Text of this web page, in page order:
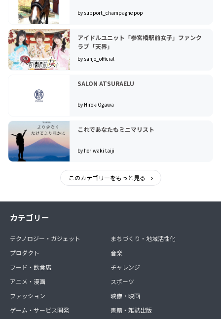
by support_champagne pop
アイドルユニット「参宮橋駅前女子」ファンク
ラブ「天界」
by sanjo_official
SALON ATSURAELU
by HirokiOgawa
これであなたもミニマリスト
by horiwaki taiji
このカテゴリーをもっと見る
カテゴリー
テクノロジー・ガジェット
プロダクト
フード・飲食店
アニメ・漫画
ファッション
ゲーム・サービス開発
まちづくり・地域活性化
音楽
チャレンジ
スポーツ
映像・映画
書籍・雑誌出版